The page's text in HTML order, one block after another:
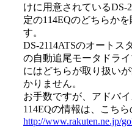
けに用意されているDS-
定の114EQのどちらか
す。
DS-2114ATSのオートス
の自動追尾モータドラ
にはどちらが取り扱い
かりません。
お手数ですが、アドバ
114EQの情報は、こち
http://www.rakuten.ne.jp/